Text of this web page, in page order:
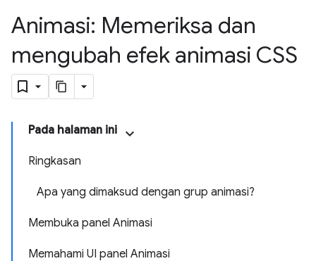
Animasi: Memeriksa dan
mengubah efek animasi CSS
Pada halaman ini
Ringkasan
Apa yang dimaksud dengan grup animasi?
Membuka panel Animasi
Memahami UI panel Animasi